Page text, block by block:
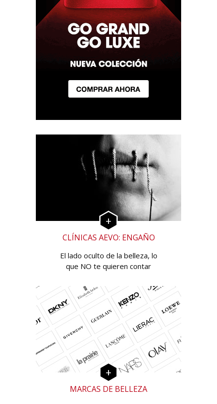
CLÍNICAS AEVO: ENGAÑO
El lado oculto de la belleza, lo
que NO te quieren contar
MARCAS DE BELLEZA